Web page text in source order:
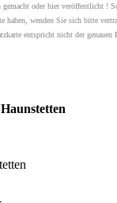
oder hier veröffentlicht !
haben, wenden Sie sich bitte
entspricht nicht der